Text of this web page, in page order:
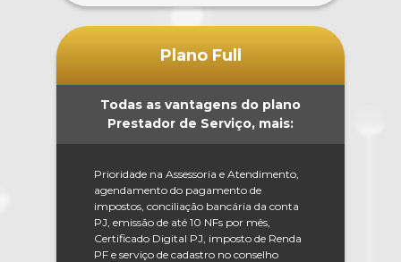
Plano Full
Todas as vantagens do plano
Prestador de Serviço, mais:
Prioridade na Assessoria e Atendimento,
agendamento do pagamento de
impostos, conciliação bancária da conta
PJ, emissão de até 10 NFs por mês,
Certificado Digital PJ, imposto de Renda
PF e serviço de cadastro no conselho